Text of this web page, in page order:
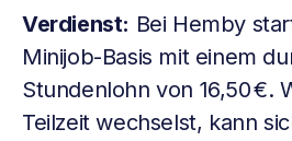
Verdienst: Bei Hemby
Minijob-Basis mit einem
Stundenlohn von 16,50 €.
Teilzeit wechselst, kann